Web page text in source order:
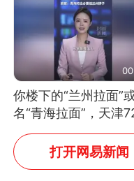
你楼下的“兰州拉面”
名“青海拉面”，天津
面馆已集体更换招牌
打开网易新闻